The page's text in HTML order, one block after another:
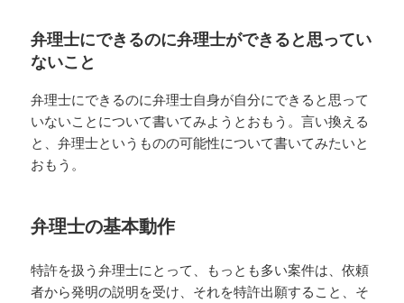
ー
弁理士にできるのに弁理士ができると思ってい
ないこと
弁理士にできるのに弁理士自身が自分にできると思って
いないことについて書いてみようとおもう。言い換える
と、弁理士というものの可能性について書いてみたいと
おもう。
弁理士の基本動作
特許を扱う弁理士にとって、もっとも多い案件は、依頼
者から発明の説明を受け、それを特許出願すること、そ